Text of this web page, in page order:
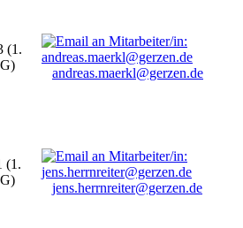
(1.
andreas.maerkl@gerzen.de
(1.
jens.herrnreiter@gerzen.de